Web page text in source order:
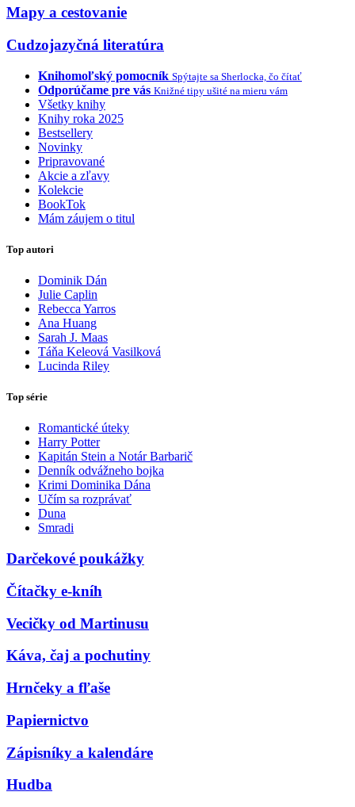
Mapy a cestovanie
Cudzojazyčná literatúra
Knihomoľský pomocník Spýtajte sa Sherlocka, čo čítať
Odporúčame pre vás Knižné tipy ušité na mieru vám
Všetky knihy
Knihy roka 2025
Bestsellery
Novinky
Pripravované
Akcie a zľavy
Kolekcie
BookTok
Mám záujem o titul
Top autori
Dominik Dán
Julie Caplin
Rebecca Yarros
Ana Huang
Sarah J. Maas
Táňa Keleová Vasilková
Lucinda Riley
Top série
Romantické úteky
Harry Potter
Kapitán Stein a Notár Barbarič
Denník odvážneho bojka
Krimi Dominika Dána
Učím sa rozprávať
Duna
Smradi
Darčekové poukážky
Čítačky e-kníh
Vecičky od Martinusu
Káva, čaj a pochutiny
Hrnčeky a fľaše
Papiernictvo
Zápisníky a kalendáre
Hudba